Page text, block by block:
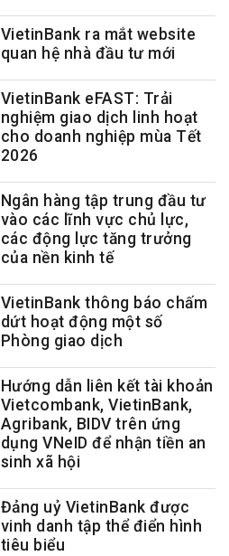
VietinBank ra mắt website
quan hệ nhà đầu tư mới
VietinBank eFAST: Trải
nghiệm giao dịch linh hoạt
cho doanh nghiệp mùa Tết
2026
Ngân hàng tập trung đầu tư
vào các lĩnh vực chủ lực,
các động lực tăng trưởng
của nền kinh tế
VietinBank thông báo chấm
dứt hoạt động một số
Phòng giao dịch
Hướng dẫn liên kết tài khoản
Vietcombank, VietinBank,
Agribank, BIDV trên ứng
dụng VNeID để nhận tiền an
sinh xã hội
Đảng uỷ VietinBank được
vinh danh tập thể điển hình
tiêu biểu